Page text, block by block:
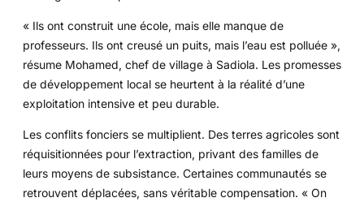
« Ils ont construit une école, mais elle manque de
professeurs. Ils ont creusé un puits, mais l’eau est polluée »,
résume Mohamed, chef de village à Sadiola. Les promesses
de développement local se heurtent à la réalité d’une
exploitation intensive et peu durable.
Les conflits fonciers se multiplient. Des terres agricoles sont
réquisitionnées pour l’extraction, privant des familles de
leurs moyens de subsistance. Certaines communautés se
retrouvent déplacées, sans véritable compensation. « On